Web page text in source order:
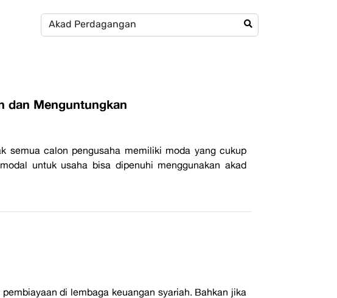
dan Menguntungkan
semua calon pengusaha memiliki moda yang cukup
untuk usaha bisa dipenuhi menggunakan akad
di lembaga keuangan syariah. Bahkan jika